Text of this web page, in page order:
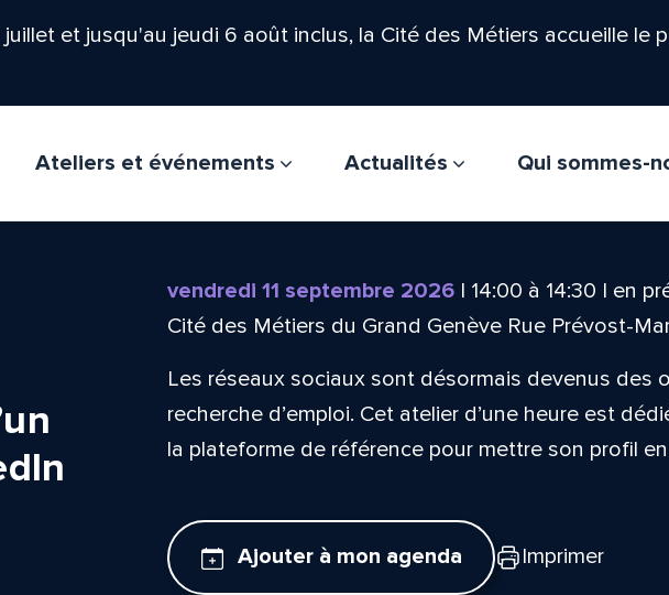
et jusqu'au jeudi 6 août inclus, la Cité des Métiers accueille le
Ateliers et événements Actualités
Qui sommes-
vendredi 11 septembre 2026| 14:00 à 14:30 | en
Cité des Métiers du Grand Genève Rue Prévost-
Les réseaux sociaux sont désormais devenus
recherche d’emploi. Cet atelier d’une heure est
la plateforme de référence pour mettre son profil
Ajouter à mon agenda Imprimer